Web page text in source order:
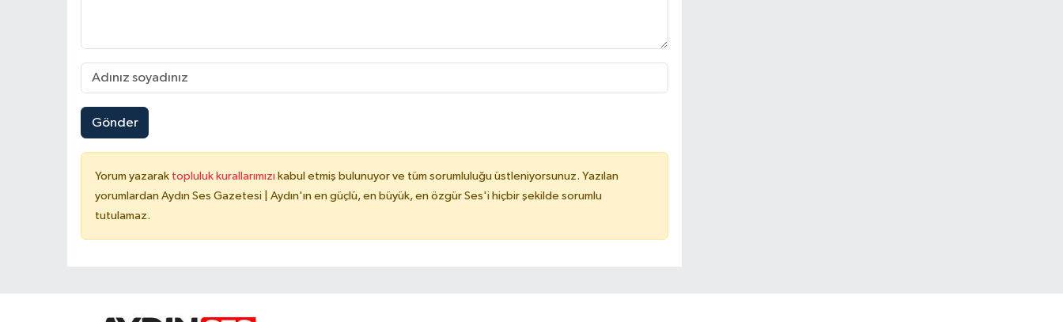
Gönder
Yorum yazarak topluluk kurallarımızı kabul etmiş bulunuyor ve tüm sorumluluğu üstleniyorsunuz. Yazılan
yorumlardan Aydın Ses Gazetesi | Aydın'ın en güçlü, en büyük, en özgür Ses'i hiçbir şekilde sorumlu
tutulamaz.